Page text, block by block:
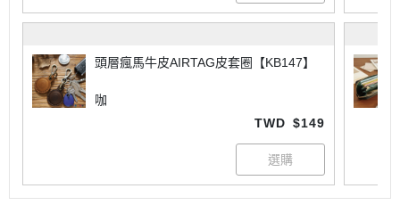
頭層瘋馬牛皮AIRTAG皮套圈【KB147】
咖
TWD $149